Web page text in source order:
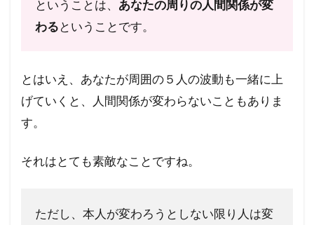
ということは、 あなたの周りの人間関係が変
わるということです。
とはいえ、あなたが周囲の５人の波動も一緒に上
げていくと、人間関係が変わらないこともありま
す。
それはとても素敵なことですね。
ただし、本人が変わろうとしない限り人は変